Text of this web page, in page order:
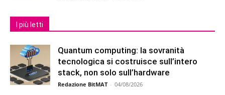
I più letti
Quantum computing: la sovranità
tecnologica si costruisce sull’intero
stack, non solo sull’hardware
Redazione BitMAT - 04/08/2026